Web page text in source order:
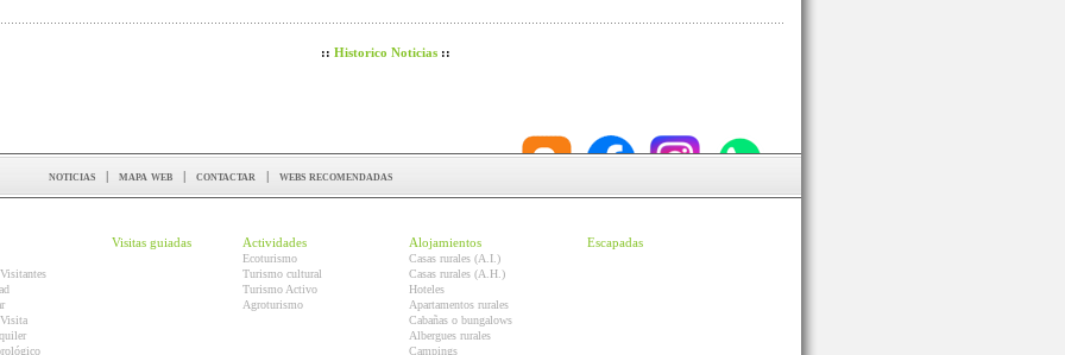
:: Historico Noticias::
noticias | mapa web | contactar | webs recomendadas
Visitas guiadas Actividades
Ecoturismo
Turismo cultural
Turismo Activo
Agroturismo
Alojamientos
Casas rurales (A.I.)
Casas rurales (A.H.)
Hoteles
Apartamentos rurales
Cabañas o bungalows
Albergues rurales
Campings
Escapadas